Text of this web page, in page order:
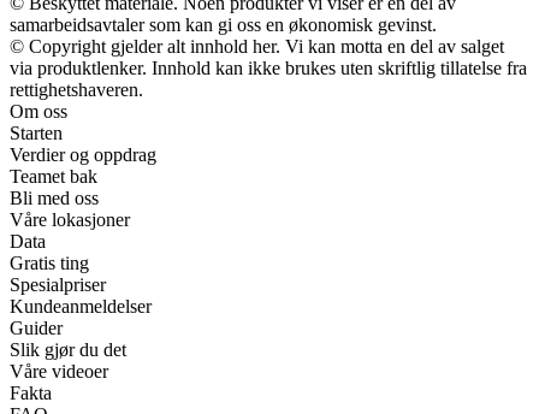
samarbeidsavtaler som kan gi oss en økonomisk gevinst.
© Copyright gjelder alt innhold her. Vi kan motta en del av salget
via produktlenker. Innhold kan ikke brukes uten skriftlig tillatelse fra
rettighetshaveren.
Om oss
Starten
Verdier og oppdrag
Teamet bak
Bli med oss
Våre lokasjoner
Data
Gratis ting
Spesialpriser
Kundeanmeldelser
Guider
Slik gjør du det
Våre videoer
Fakta